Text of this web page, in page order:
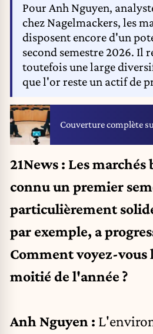
Pour Anh Nguyen,
chez Nagelmackers, les
disposent encore d'un
second semestre 2026. Il
toutefois une large
que l'or reste un actif de
Couverture complète
21News : Les
connu un premier
particulièrement
par exemple, a
Comment voyez-vous
moitié de l'année ?
Anh Nguyen :